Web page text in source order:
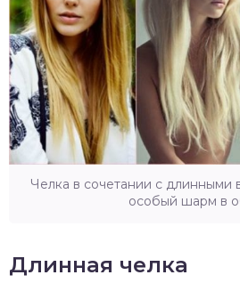
Челка в сочетании с длинными
особый шарм в
Длинная челка